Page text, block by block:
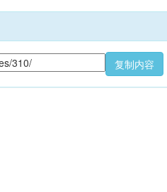
复制内容